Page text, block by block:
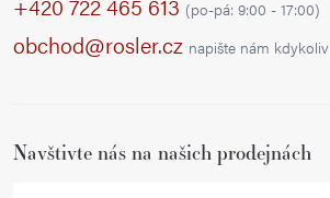
(po-pá: 9:00 - 17:00)
obchod@rosler.cz napište nám kdykoliv
Navštivte nás na našich prodejnách